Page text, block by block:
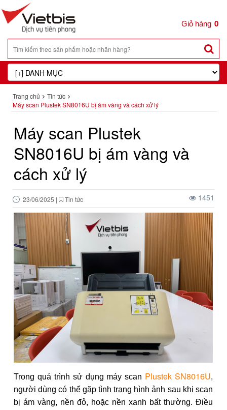
0
Trang chủ
Tin tức
Máy scan Plustek SN8016U bị ám vàng và cách xử lý
Máy scan Plustek
SN8016U bị ám vàng và
cách xử lý
23/06/2025 | Tin tức 1451
Trong quá trình sử dụng máy scan Plustek SN8016U,
người dùng có thể gặp tình trạng hình ảnh sau khi scan
bị ám vàng, nền đỏ, hoặc nền xanh bất thường. Điều